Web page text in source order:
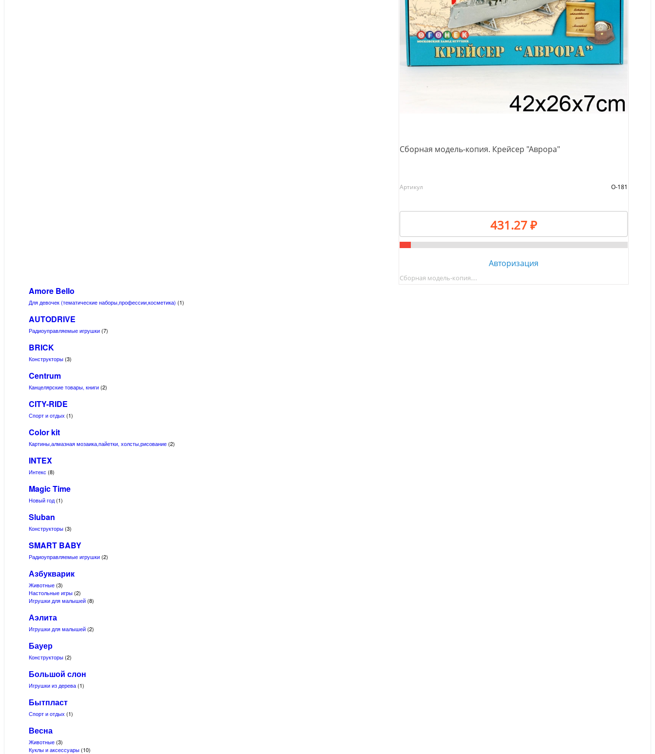
Сборная модель-копия. Крейсер "Аврора"
Артикул О-181
431.27 ₽
Авторизация
Сборная модель-копия.…
Amore Bello
Для девочек (тематические наборы,профессии,косметика) (1)
AUTODRIVE
Радиоуправляемые игрушки(7)
BRICK
Конструкторы(3)
Centrum
Канцелярские товары, книги(2)
CITY-RIDE
Спорт и отдых (1)
Color kit
Картины,алмазная мозаика,пайетки, холсты,рисование(2)
INTEX
Интекс (8)
Magic Time
Новый год(1)
Sluban
Конструкторы(3)
SMART BABY
Радиоуправляемые игрушки(2)
Азбукварик
Животные(3)
Настольные игры(2)
Игрушки для малышей(8)
Аэлита
Игрушки для малышей(2)
Бауер
Конструкторы(2)
Большой слон
Игрушки из дерева(1)
Бытпласт
Спорт и отдых (1)
Весна
Животные(3)
Куклы и аксессуары(10)